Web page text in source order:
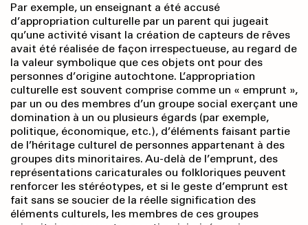
Par exemple, un enseignant a été accusé
d’appropriation culturelle par un parent qui jugeait
qu’une activité visant la création de capteurs de rêves
avait été réalisée de façon irrespectueuse, au regard de
la valeur symbolique que ces objets ont pour des
personnes d’origine autochtone. L’appropriation
culturelle est souvent comprise comme un « emprunt »,
par un ou des membres d’un groupe social exerçant une
domination à un ou plusieurs égards (par exemple,
politique, économique, etc.), d’éléments faisant partie
de l’héritage culturel de personnes appartenant à des
groupes dits minoritaires. Au-delà de l’emprunt, des
représentations caricaturales ou folkloriques peuvent
renforcer les stéréotypes, et si le geste d’emprunt est
fait sans se soucier de la réelle signification des
éléments culturels, les membres de ces groupes